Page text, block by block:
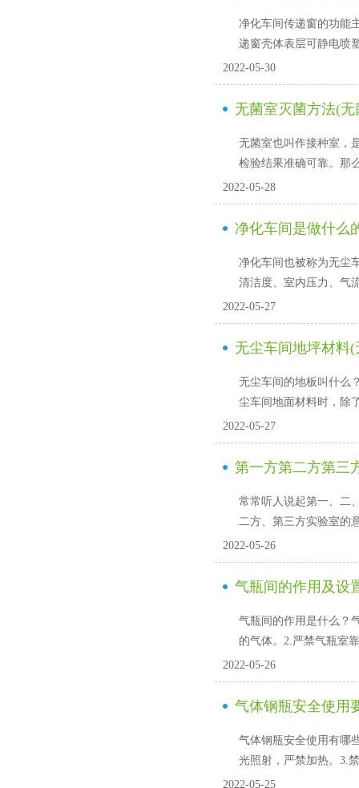
净化车间传递窗的功能主
递窗壳体表层可静电喷塑
2022-05-30
无菌室灭菌方法(
无菌室也叫作接种室
检验结果准确可靠。
2022-05-28
净化车间是做什么
净化车间也被称为无尘车间
清洁度、室内压力
2022-05-27
无尘车间地坪材料
无尘车间的地板叫什么
尘车间地面材料时，除
2022-05-27
第一方第二方第三
常常听人说起第一、二
二方、第三方实验室的
2022-05-26
气瓶间的作用及设
气瓶间的作用是什么
的气体。2.严禁气瓶室靠
2022-05-26
气体钢瓶安全使用
气体钢瓶安全使用有哪些
光照射，严禁加热
2022-05-25